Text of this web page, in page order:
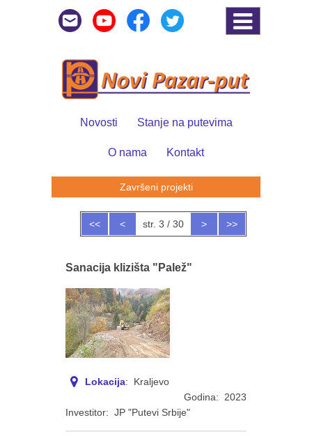
Novosti Stanje na putevima
O nama Kontakt
Završeni projekti
<< < >>
>
str. 3 / 30
Sanacija klizišta "Palež"
Lokacija: Kraljevo
Godina: 2023
Investitor: JP "Putevi Srbije"